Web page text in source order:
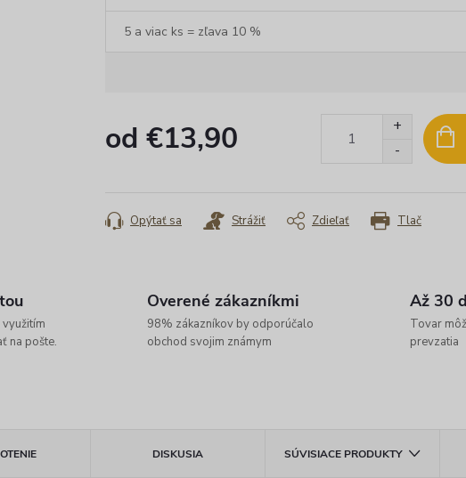
5 a viac ks = zľava 10 %
od €13,90
Tlač
Opýtať sa Strážiť Zdieľať
na pošte.
Overené zákazníkmi
98% zákazníkov by odporúčalo
obchod svojim známym
Až 30
Tovar
prevzatia
DISKUSIA SÚVISIACE PRODUKTY